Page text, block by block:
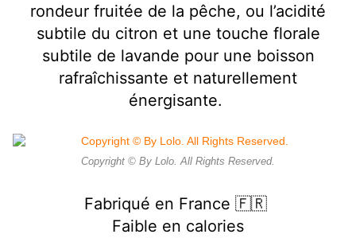
rondeur fruitée de la pêche, ou l’acidité
subtile du citron et une touche florale
subtile de lavande pour une boisson
rafraîchissante et naturellement
énergisante.
Copyright © By Lolo. All Rights Reserved.
Fabriqué en France 🇫🇷
Faible en calories